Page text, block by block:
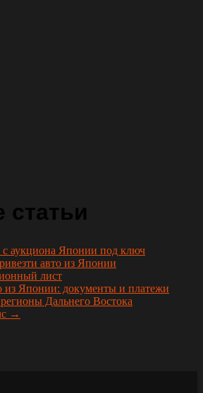
статьи
с аукциона Японии под ключ
авто из Японии
лист
из Японии: документы и платежи
Дальнего Востока
→